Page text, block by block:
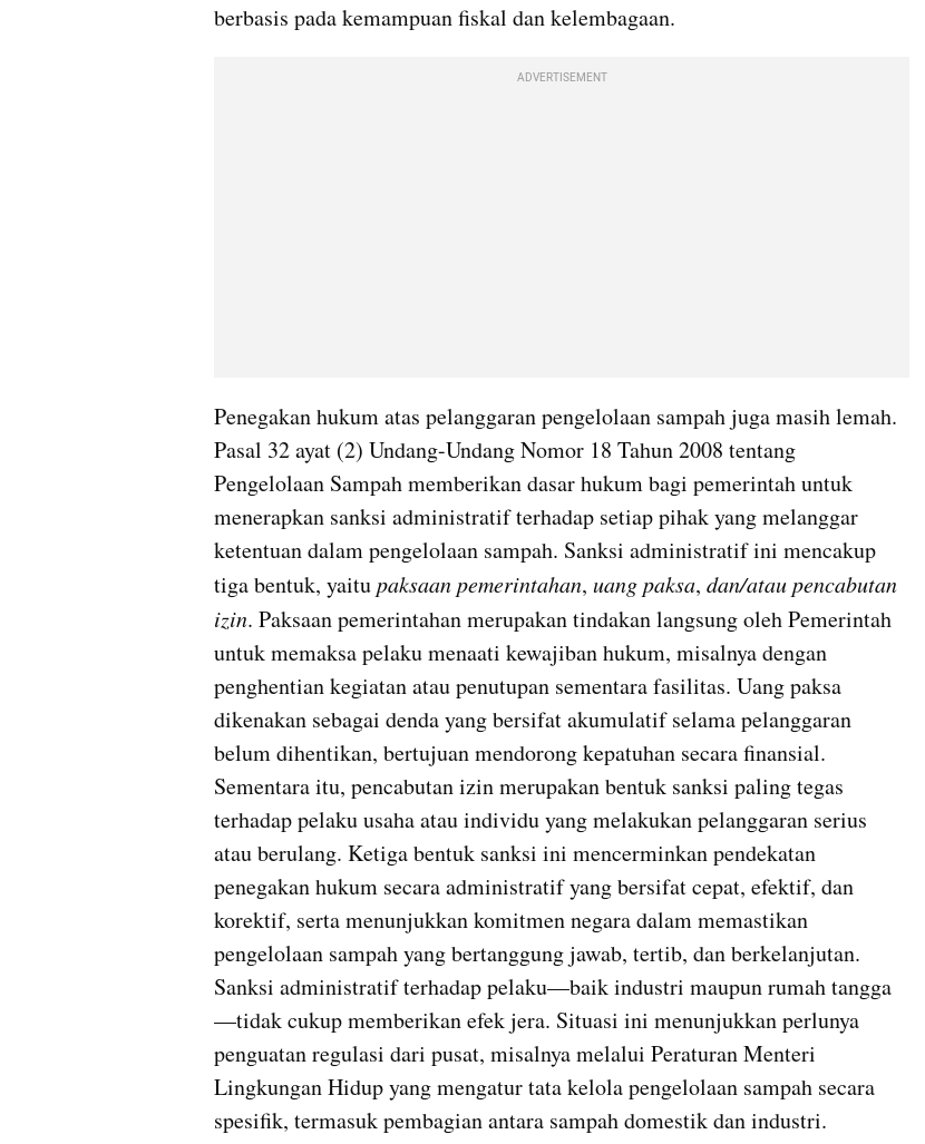
berbasis pada kemampuan fiskal dan kelembagaan.
ADVERTISEMENT
Penegakan hukum atas pelanggaran pengelolaan sampah juga masih lemah.
Pasal 32 ayat (2) Undang-Undang Nomor 18 Tahun 2008 tentang
Pengelolaan Sampah memberikan dasar hukum bagi pemerintah untuk
menerapkan sanksi administratif terhadap setiap pihak yang melanggar
ketentuan dalam pengelolaan sampah. Sanksi administratif ini mencakup
tiga bentuk, yaitu paksaan pemerintahan, uang paksa, dan/atau pencabutan
izin. Paksaan pemerintahan merupakan tindakan langsung oleh Pemerintah
untuk memaksa pelaku menaati kewajiban hukum, misalnya dengan
penghentian kegiatan atau penutupan sementara fasilitas. Uang paksa
dikenakan sebagai denda yang bersifat akumulatif selama pelanggaran
belum dihentikan, bertujuan mendorong kepatuhan secara finansial.
Sementara itu, pencabutan izin merupakan bentuk sanksi paling tegas
terhadap pelaku usaha atau individu yang melakukan pelanggaran serius
atau berulang. Ketiga bentuk sanksi ini mencerminkan pendekatan
penegakan hukum secara administratif yang bersifat cepat, efektif, dan
korektif, serta menunjukkan komitmen negara dalam memastikan
pengelolaan sampah yang bertanggung jawab, tertib, dan berkelanjutan.
Sanksi administratif terhadap pelaku—baik industri maupun rumah tangga
—tidak cukup memberikan efek jera. Situasi ini menunjukkan perlunya
penguatan regulasi dari pusat, misalnya melalui Peraturan Menteri
Lingkungan Hidup yang mengatur tata kelola pengelolaan sampah secara
spesifik, termasuk pembagian antara sampah domestik dan industri.